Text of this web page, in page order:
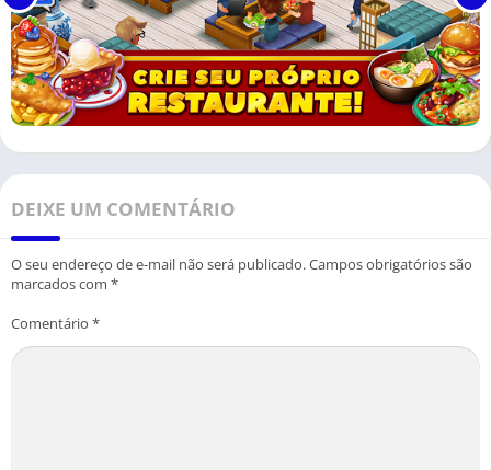
DEIXE UM COMENTÁRIO
O seu endereço de e-mail não será publicado.Campos obrigatórios são
marcados com *
Comentário *